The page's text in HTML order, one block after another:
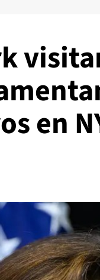
en